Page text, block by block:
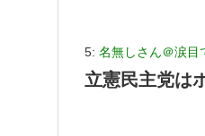
5: 名無しさん＠涙目
立憲民主党は